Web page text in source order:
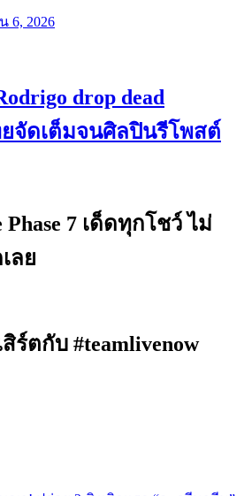
6, 2026
drop dead
จัดเต็มจนศิลปินรีโพสต์
Phase 7 เด็ดทุกโชว์ ไม่
ลย
ร์ตกับ #teamlivenow